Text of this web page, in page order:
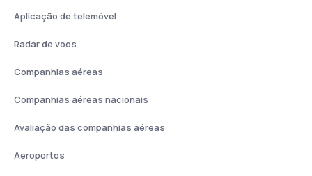
Aplicação de telemóvel
Radar de voos
Companhias aéreas
Companhias aéreas nacionais
Avaliação das companhias aéreas
Aeroportos